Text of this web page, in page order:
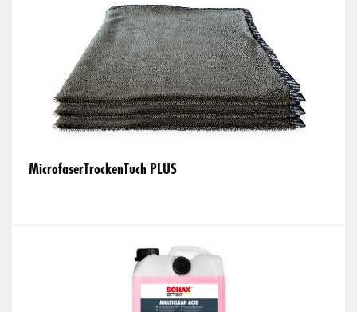
MicrofaserTrockenTuch PLUS